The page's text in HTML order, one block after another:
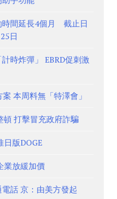
時間延長4個月 截止日
日
時炸彈」 EBRD促刺激
本周料無「特澤會」
打擊冒充政府詐騙
日版DOGE
業放緩加價
話 京：由美方發起